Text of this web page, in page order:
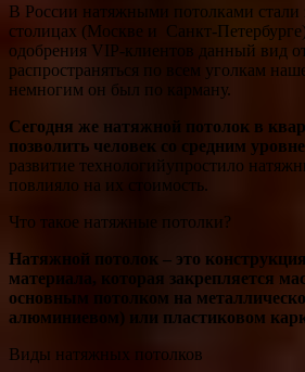
В России натяжными потолками стали
столицах (Москве и Санкт-
одобрения VIP-клиентов данный вид
распространяться по всем уголкам
немногим он был по карману.
Сегодня же натяжной потолок в
позволить человек со средним
развитие технологийупростило
повлияло на их стоимость.
Что такое натяжные потолки?
Натяжной потолок – это
материала, которая закрепляется
основным потолком на
алюминиевом) или пластиковом
Виды натяжных потолков